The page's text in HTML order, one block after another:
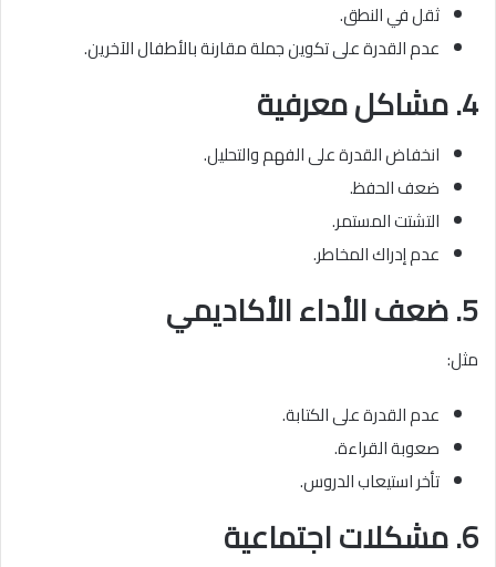
ثقل في النطق.
عدم القدرة على تكوين جملة مقارنة بالأطفال الآخرين.
4. مشاكل معرفية
انخفاض القدرة على الفهم والتحليل.
ضعف الحفظ.
التشتت المستمر.
عدم إدراك المخاطر.
5. ضعف الأداء الأكاديمي
مثل:
عدم القدرة على الكتابة.
صعوبة القراءة.
تأخر استيعاب الدروس.
6. مشكلات اجتماعية